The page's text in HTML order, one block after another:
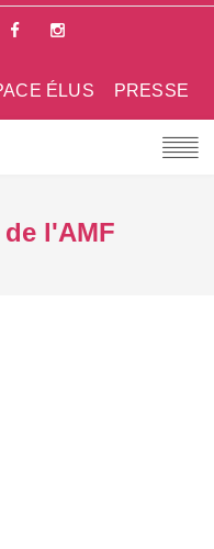
PRESSE
ÉLUS
l'AMF